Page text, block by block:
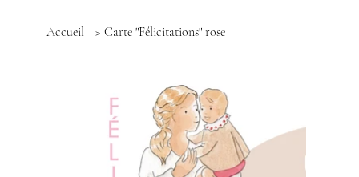
Accueil > Carte "Félicitations" rose